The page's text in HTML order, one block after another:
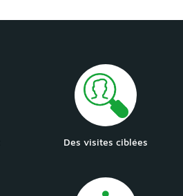
Des visites ciblées